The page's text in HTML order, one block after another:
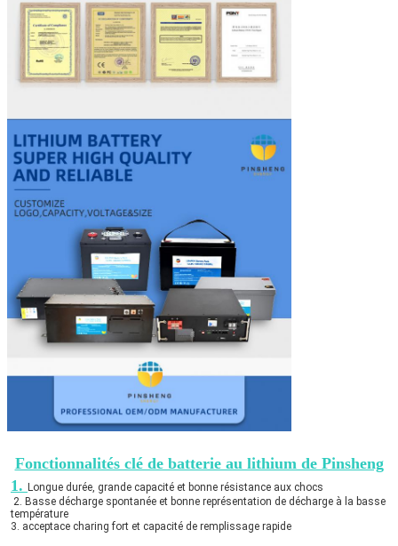
Fonctionnalités clé de batterie au lithium de Pinsheng
1. Longue durée, grande capacité et bonne résistance aux chocs
2. Basse décharge spontanée et bonne représentation de décharge à la basse
température
3. acceptace charing fort et capacité de remplissage rapide